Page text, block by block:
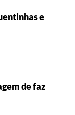
e
de faz